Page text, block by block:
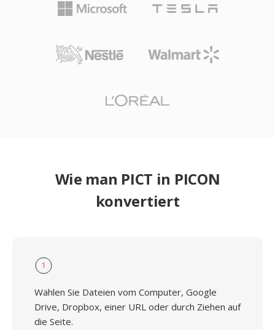
Wie man PICT in PICON
konvertiert
1
Wählen Sie Dateien vom Computer, Google
Drive, Dropbox, einer URL oder durch Ziehen auf
die Seite.